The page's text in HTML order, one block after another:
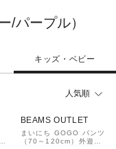
/パープル）
キッズ・ベビー
人気順
BEAMS OUTLET
まいにち GOGO パンツ
（70～120cm）外遊び